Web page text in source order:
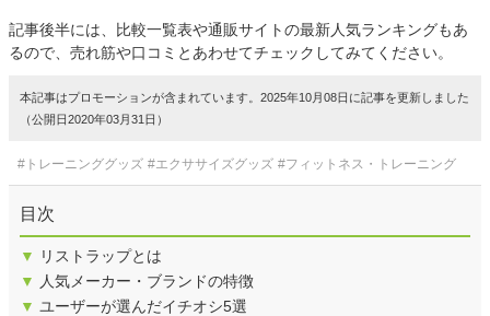
記事後半には、比較一覧表や通販サイトの最新人気ランキングもあ
るので、売れ筋や口コミとあわせてチェックしてみてください。
本記事はプロモーションが含まれています。2025年10月08日に記事を更新しました
（公開日2020年03月31日）
#トレーニンググッズ #エクササイズグッズ #フィットネス・トレーニング
目次
▼
リストラップとは
▼
人気メーカー・ブランドの特徴
▼ ユーザーが選んだイチオシ5選